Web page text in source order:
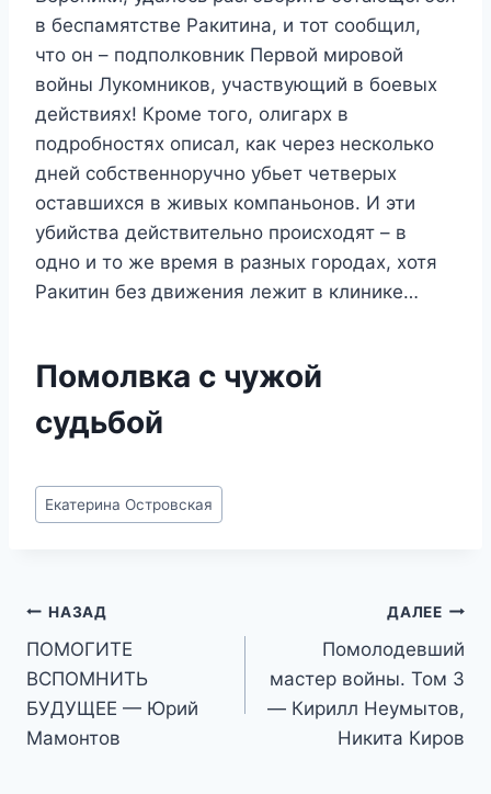
в беспамятстве Ракитина, и тот сообщил,
что он – подполковник Первой мировой
войны Лукомников, участвующий в боевых
действиях! Кроме того, олигарх в
подробностях описал, как через несколько
дней собственноручно убьет четверых
оставшихся в живых компаньонов. И эти
убийства действительно происходят – в
одно и то же время в разных городах, хотя
Ракитин без движения лежит в клинике…
Помолвка с чужой
судьбой
Метки
записи:
Екатерина Островская
Навигация
по
записям
НАЗАД
ПОМОГИТЕ
ВСПОМНИТЬ
БУДУЩЕЕ — Юрий
Мамонтов
ДАЛЕЕ
Помолодевший
мастер войны. Том 3
— Кирилл Неумытов,
Никита Киров